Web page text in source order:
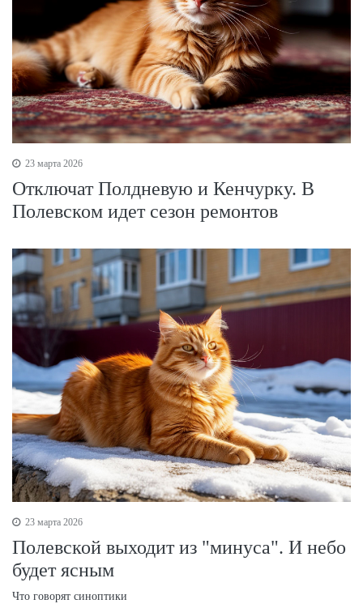
23 марта 2026
Отключат Полдневую и Кенчурку. В
Полевском идет сезон ремонтов
23 марта 2026
Полевской выходит из "минуса". И небо
будет ясным
Что говорят синоптики